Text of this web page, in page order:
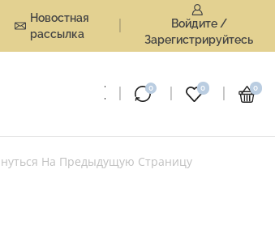
Новостная
рассылка
Войдите /
Зарегистрируйтесь
0 0 0
На Предыдущую Страницу